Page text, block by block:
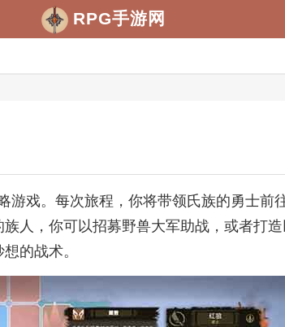
RPG手游网
游戏。每次旅程，你将带领氏族的勇士
人，你可以招募野兽大军助战，或者打
的战术。